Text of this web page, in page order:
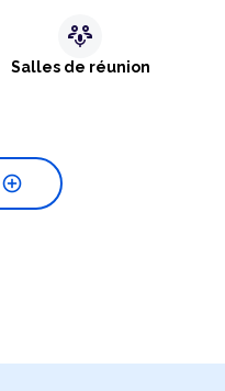
adaptive_audio_mic
Salles de réunion
add_circle